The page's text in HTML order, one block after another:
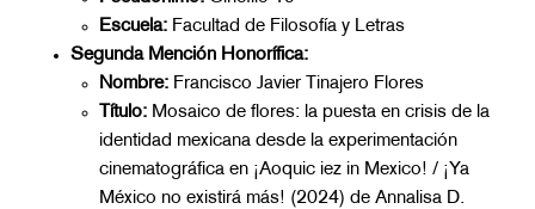
Escuela: Facultad de Filosofía y Letras
Segunda Mención Honorífica:
Nombre: Francisco Javier Tinajero Flores
Título: Mosaico de flores: la puesta en crisis de la
identidad mexicana desde la experimentación
cinematográfica en ¡Aoquic iez in Mexico! / ¡Ya
México no existirá más! (2024) de Annalisa D.